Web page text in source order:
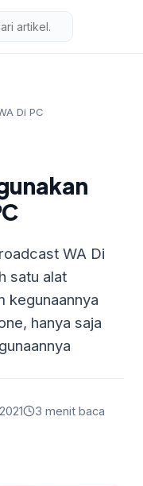
Di PC
WA Di
satu alat
kegunaannya
hanya saja
3 menit baca